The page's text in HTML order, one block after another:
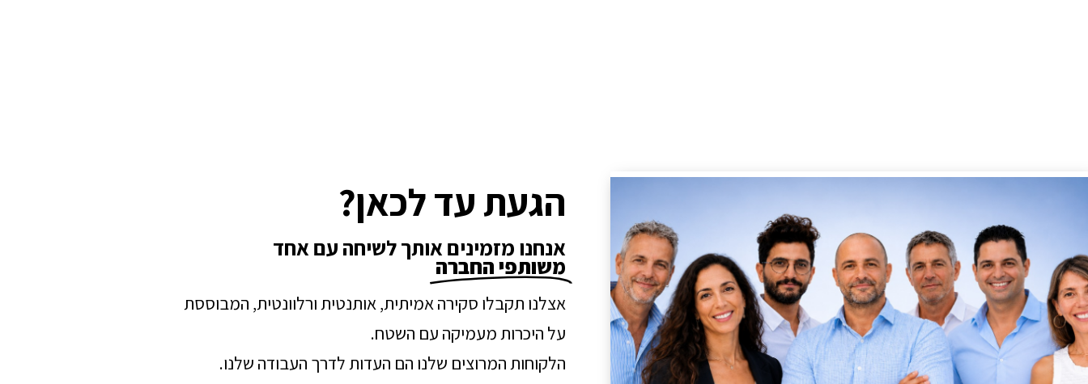
הגעת עד לכאן?
אנחנו מזמינים אותך לשיחה עם אחד
משותפי החברה
אצלנו תקבלו סקירה אמיתית, אותנטית ורלוונטית, המבוססת
על היכרות מעמיקה עם השטח.
הלקוחות המרוצים שלנו הם העדות לדרך העבודה שלנו.